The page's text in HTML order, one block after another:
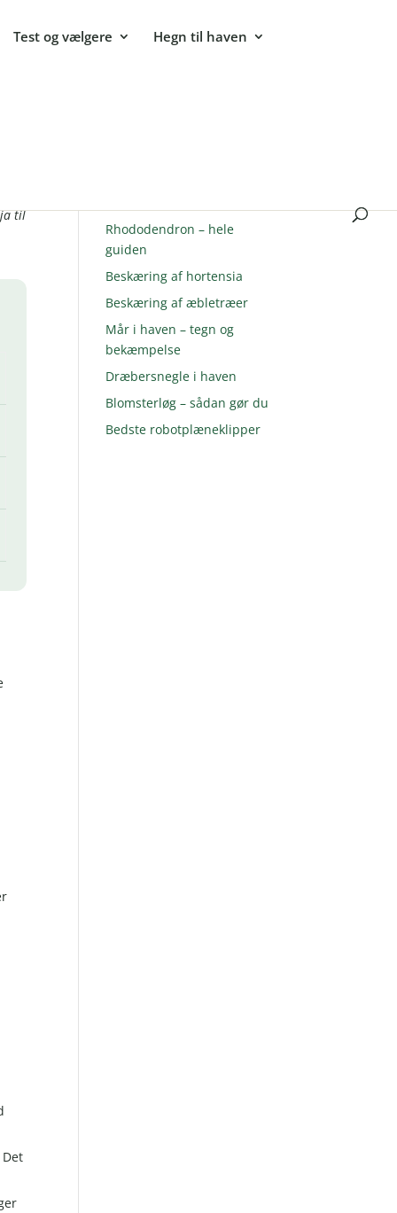
Test og vælgere Hegn til haven
ja til
Rhododendron – hele
guiden
Beskæring af hortensia
Beskæring af æbletræer
Mår i haven – tegn og
bekæmpelse
Dræbersnegle i haven
Blomsterløg – sådan gør du
Bedste robotplæneklipper